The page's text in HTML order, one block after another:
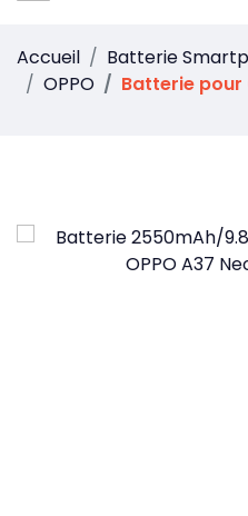
Accueil
Batterie
OPPO
Batterie pour